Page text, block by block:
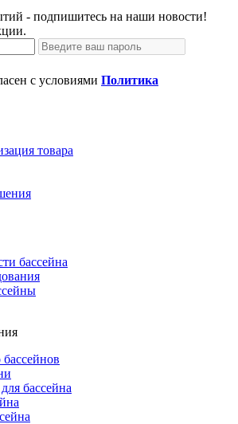
- подпишитесь на наши новости!
с условиями Политика
товара
бассейна
бассейна